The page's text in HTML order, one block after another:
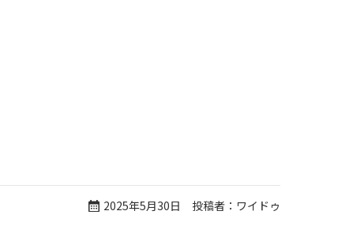
2025年5月30日 投稿者：ワイドゥ